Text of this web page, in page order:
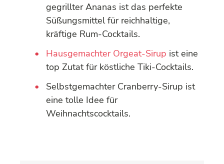
gegrillter Ananas ist das perfekte
Süßungsmittel für reichhaltige,
kräftige Rum-Cocktails.
Hausgemachter Orgeat-Sirup ist eine
top Zutat für köstliche Tiki-Cocktails.
Selbstgemachter Cranberry-Sirup ist
eine tolle Idee für
Weihnachtscocktails.